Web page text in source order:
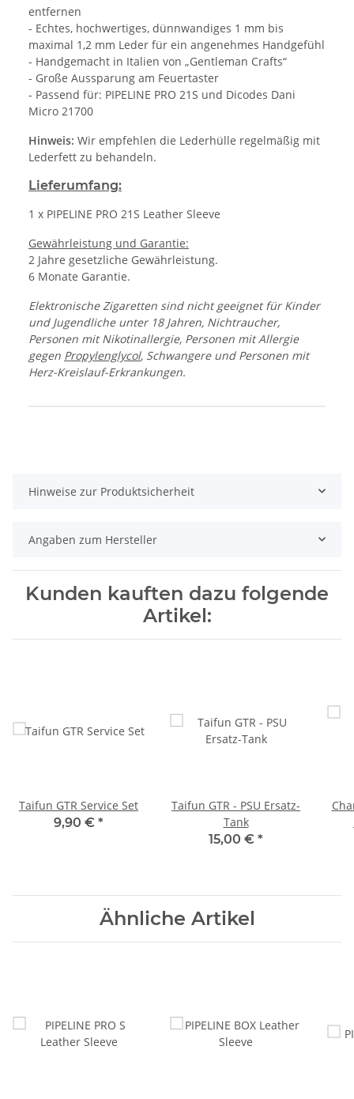
entfernen
- Echtes, hochwertiges, dünnwandiges 1 mm bis
maximal 1,2 mm Leder für ein angenehmes Handgefühl
- Handgemacht in Italien von „Gentleman Crafts“
- Große Aussparung am Feuertaster
- Passend für: PIPELINE PRO 21S und Dicodes Dani
Micro 21700
Hinweis: Wir empfehlen die Lederhülle regelmäßig mit
Lederfett zu behandeln.
Lieferumfang:
1 x PIPELINE PRO 21S Leather Sleeve
Gewährleistung und Garantie:
2 Jahre gesetzliche Gewährleistung.
6 Monate Garantie.
Elektronische Zigaretten sind nicht geeignet für Kinder
und Jugendliche unter 18 Jahren, Nichtraucher,
Personen mit Nikotinallergie, Personen mit Allergie
gegen Propylenglycol, Schwangere und Personen mit
Herz-Kreislauf-Erkrankungen.
Hinweise zur Produktsicherheit
Angaben zum Hersteller
Kunden kauften dazu folgende
Artikel:
Taifun GTR Service Set
9,90 € *
Taifun GTR - PSU Ersatz-
Tank
15,00 € *
Ähnliche Artikel